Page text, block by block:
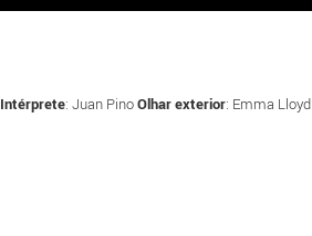
Intérprete: Juan PinoOlhar exterior: Emma Lloyd